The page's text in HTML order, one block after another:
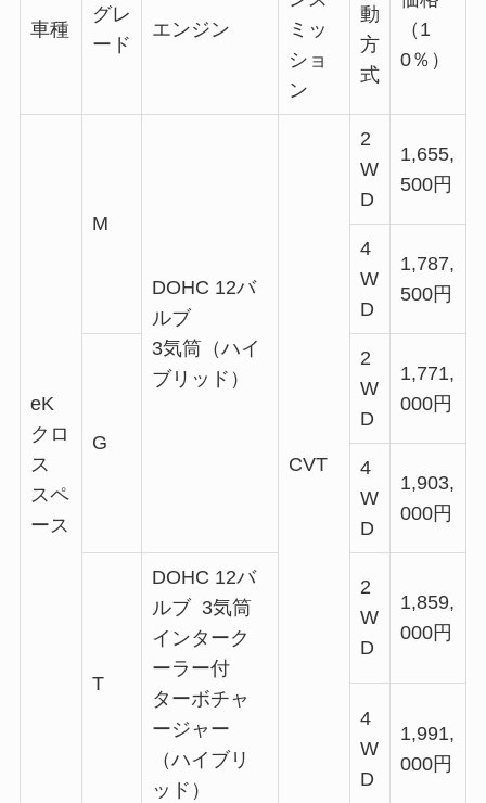
車種
グレ
ード
エンジン
ミッ
ショ
ン
動
方
式
（1
0％）
eK
クロ
ス
スペ
ース
M
DOHC 12バ
ルブ
3気筒（ハイ
ブリッド）
CVT
2
W
D
1,655,
500円
4
W
D
1,787,
500円
G
2
W
D
1,771,
000円
4
W
D
1,903,
000円
T
DOHC 12バ
ルブ 3気筒
インターク
ーラー付
ターボチャ
ージャー
（ハイブリ
ッド）
2
W
D
1,859,
000円
4
W
D
1,991,
000円